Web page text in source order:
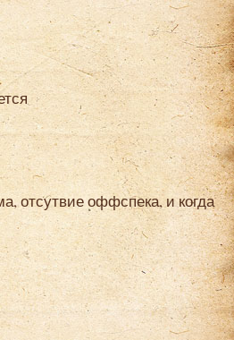
отсутвие оффспека, и когда